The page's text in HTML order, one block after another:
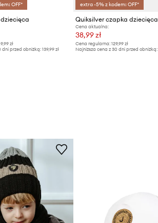
OFF*
zł
dni przed obniżką: 139,99 zł
extra -5% z kodem: OFF*
Cena aktualna:
38,99 zł
Cena regularna:129,99 zł
Najniższa cena z 30 dni przed obniżką: